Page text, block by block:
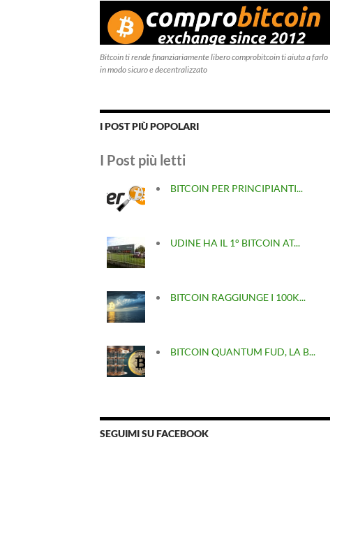
Bitcoin ti rende finanziariamente libero comprobitcoin ti aiuta a farlo
in modo sicuro e decentralizzato
I POST PIÙ POPOLARI
I Post più letti
BITCOIN PER PRINCIPIANTI...
UDINE HA IL 1° BITCOIN AT...
BITCOIN RAGGIUNGE I 100K...
BITCOIN QUANTUM FUD, LA B...
SEGUIMI SU FACEBOOK